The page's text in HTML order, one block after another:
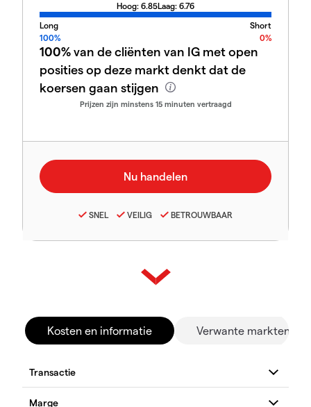
Hoog: 6.85Laag: 6.76
Long
Short
100%
0%
100%van de cliënten van IG met open
posities op deze markt denkt dat de
koersen gaan stijgen
Prijzen zijn minstens 15 minuten vertraagd
SNEL VEILIG BETROUWBAAR
Kosten en informatie Verwante markten